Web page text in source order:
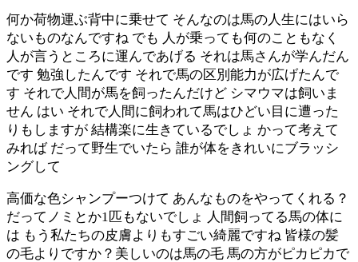
何か荷物運ぶ背中に乗せて そんなのは馬の人生にはいら
ないものなんですね でも 人が乗っても何のこともなく
人が言うところに運んであげる それは馬さんが学んだん
です 勉強したんです それで馬の区別能力が広げたんで
す それで人間が馬を飼ったんだけど シマウマは飼いま
せん はい それで人間に飼われて馬はひどい目に遭った
りもしますが 結構楽に生きているでしょ かって考えて
みれば だって野生でいたら 誰が体をきれいにブラッシ
ングして
高価な色シャンプーつけて あんなものをやってくれる？
だってノミとか1匹もないでしょ 人間飼ってる馬の体に
は もう私たちの皮膚よりもすごい綺麗ですね 皆様の髪
の毛よりですか？美しいのは馬の毛 馬の方がピカピカで